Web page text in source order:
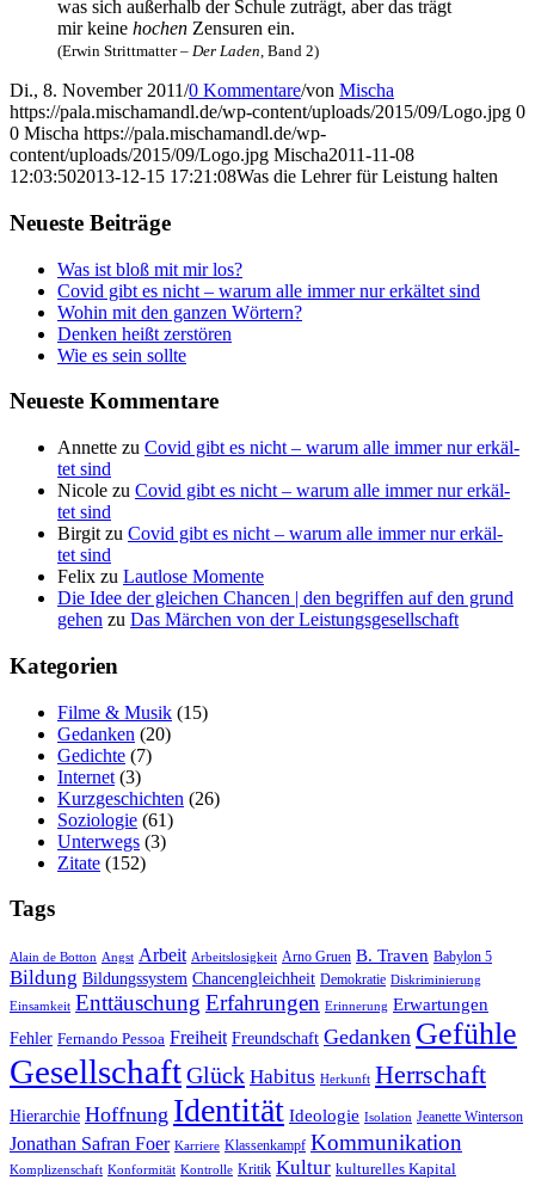
was sich außer­halb der Schu­le zuträgt, aber das trägt
mir kei­ne hoch­en Zen­su­ren ein.
(Erwin Stritt­mat­ter – Der Laden, Band 2)
Di., 8. November 2011/0 Kommentare/von Mischa
https://pala.mischamandl.de/wp-content/uploads/2015/09/Logo.jpg 0
0 Mischa https://pala.mischamandl.de/wp-
content/uploads/2015/09/Logo.jpg Mischa2011-11-08
12:03:502013-12-15 17:21:08Was die Leh­rer für Leis­tung halten
Neu­es­te Beiträge
Was ist bloß mit mir los?
Covid gibt es nicht – war­um alle immer nur erkäl­tet sind
Wohin mit den gan­zen Wörtern?
Den­ken heißt zerstören
Wie es sein sollte
Neu­es­te Kommentare
Annette zu Covid gibt es nicht – war­um alle immer nur erkäl­
tet sind
Nicole zu Covid gibt es nicht – war­um alle immer nur erkäl­
tet sind
Birgit zu Covid gibt es nicht – war­um alle immer nur erkäl­
tet sind
Felix zu Laut­lo­se Momente
Die Idee der gleichen Chancen | den begriffen auf den grund
gehen zu Das Mär­chen von der Leistungsgesellschaft
Kate­go­rien
Filme & Musik (15)
Gedanken (20)
Gedichte (7)
Internet (3)
Kurzgeschichten (26)
Soziologie (61)
Unterwegs (3)
Zitate (152)
Tags
Alain de Botton Angst Arbeit Arbeitslosigkeit Arno Gruen B. Traven Babylon 5
Bildung Bildungssystem Chancengleichheit Demokratie Diskriminierung
Einsamkeit Enttäuschung Erfahrungen Erinnerung Erwartungen
Fehler Fernando Pessoa Freiheit Freundschaft Gedanken Gefühle
GesellschaftGlück Habitus Herkunft Herrschaft
Hierarchie Hoffnung Identität Ideologie Isolation Jeanette Winterson
Jonathan Safran Foer Karriere Klassenkampf Kommunikation
Komplizenschaft Konformität Kontrolle Kritik Kultur kulturelles Kapital